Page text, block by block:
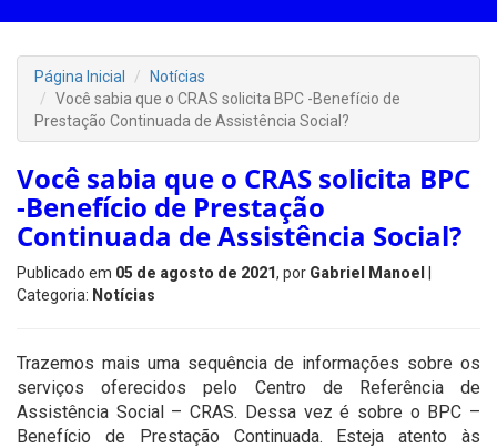
Página Inicial
Notícias
Você sabia que o CRAS solicita BPC -Benefício de
Prestação Continuada de Assistência Social?
Você sabia que o CRAS solicita BPC
-Benefício de Prestação
Continuada de Assistência Social?
Publicado em 05 de agosto de 2021, por Gabriel Manoel
Categoria: Notícias
Trazemos mais uma sequência de informações sobre os
serviços oferecidos pelo Centro de Referência de
Assistência Social – CRAS. Dessa vez é sobre o BPC –
Benefício de Prestação Continuada. Esteja atento às